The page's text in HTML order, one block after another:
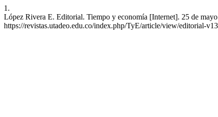
1.
López Rivera E. Editorial. Tiempo y economía [Internet]. 25 de
https://revistas.utadeo.edu.co/index.php/TyE/article/view/editorial-